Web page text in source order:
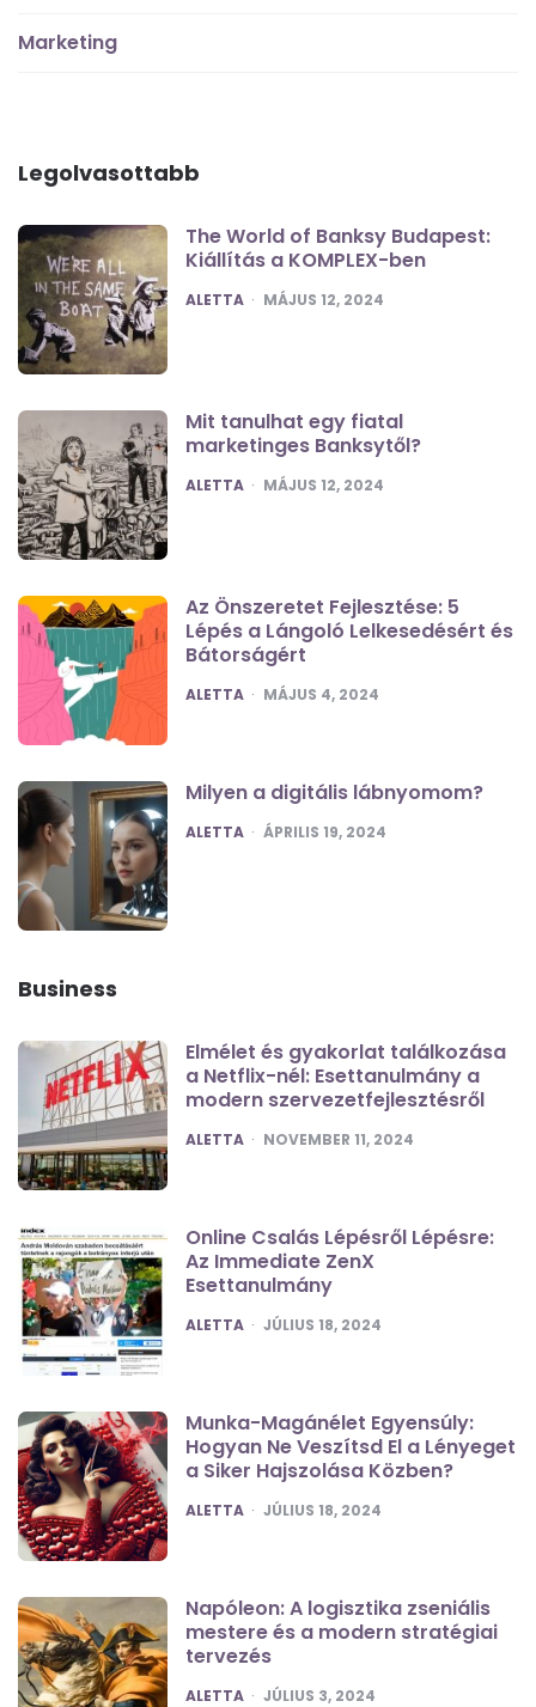
Marketing
Legolvasottabb
The World of Banksy Budapest:
Kiállítás a KOMPLEX-ben
POSTED
ALETTA MÁJUS 12, 2024
Mit tanulhat egy fiatal
marketinges Banksytől?
POSTED
ALETTA MÁJUS 12, 2024
Az Önszeretet Fejlesztése: 5
Lépés a Lángoló Lelkesedésért és
Bátorságért
POSTED
ALETTA MÁJUS 4, 2024
Milyen a digitális lábnyomom?
POSTED
ALETTA ÁPRILIS 19, 2024
Business
Elmélet és gyakorlat találkozása
a Netflix-nél: Esettanulmány a
modern szervezetfejlesztésről
POSTED
ALETTA NOVEMBER 11, 2024
Online Csalás Lépésről Lépésre:
Az Immediate ZenX
Esettanulmány
POSTED
ALETTA JÚLIUS 18, 2024
Munka-Magánélet Egyensúly:
Hogyan Ne Veszítsd El a Lényeget
a Siker Hajszolása Közben?
POSTED
ALETTA JÚLIUS 18, 2024
Napóleon: A logisztika zseniális
mestere és a modern stratégiai
tervezés
POSTED
ALETTA JÚLIUS 3, 2024